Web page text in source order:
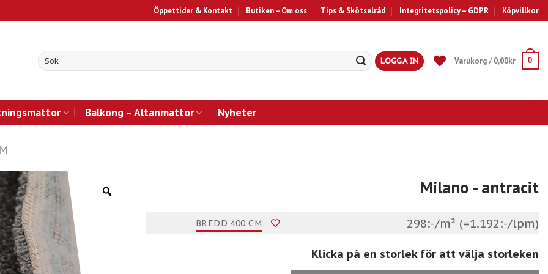
Öppettider & Kontakt Butiken – Om oss Tips & Skötselråd Integritetspolicy – GDPR Köpvillkor
LOGGA IN Varukorg /0,00kr 0
Balkong – Altanmattor Nyheter
Milano - antracit
BREDD 400 CM 298:-/m² (=1.192:-/lpm)
Klicka på en storlek för att välja storleken